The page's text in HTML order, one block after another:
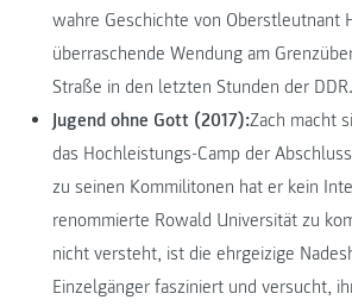
wahre Geschichte von Oberstleutnant
überraschende Wendung am
Straße in den letzten Stunden der DDR.
Jugend ohne Gott (2017):Zach macht
das Hochleistungs-Camp der
zu seinen Kommilitonen hat er kein
renommierte Rowald Universität zu
nicht versteht, ist die ehrgeizige
Einzelgänger fasziniert und versucht,